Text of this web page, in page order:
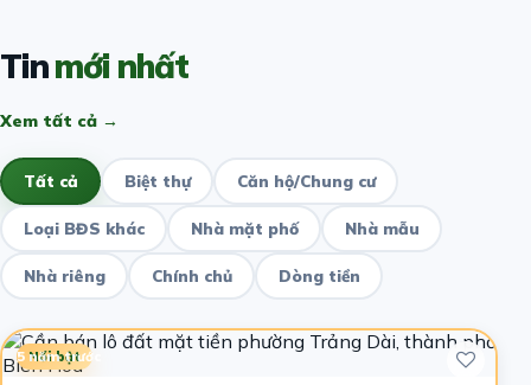
Tinmới nhất
Xem tất cả →
Tất cả Biệt thự Căn hộ/Chung cư
Loại BĐS khác Nhà mặt phố Nhà mẫu
Nhà riêng Chính chủ Dòng tiền
Nổi bật
5 năm trước